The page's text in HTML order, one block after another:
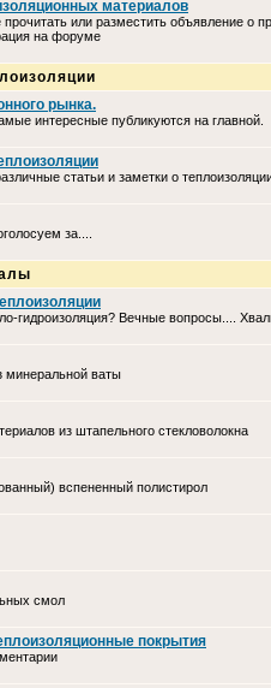
материалов
или разместить объявление о
на форуме
рынка.
интересные публикуются на главной.
статьи и заметки о
за....
гидроизоляция? Вечные вопросы....
минеральной ваты
из штапельного стекловолокна
вспененный полистирол
смол
покрытия